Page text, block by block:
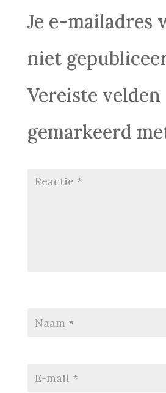
Je e-mailadres
niet
Vereiste
gemarkeerd